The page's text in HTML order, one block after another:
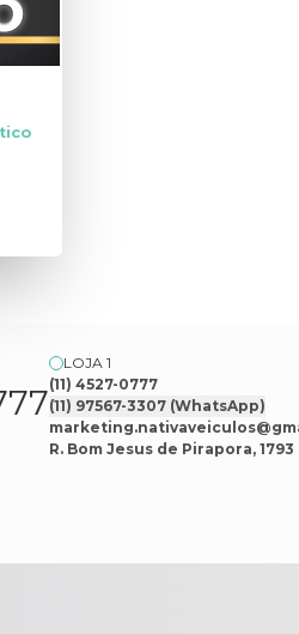
LOJA 1
(11) 4527-0777
(11) 97567-3307 (WhatsApp)
R. Bom Jesus de Pirapora, 1793